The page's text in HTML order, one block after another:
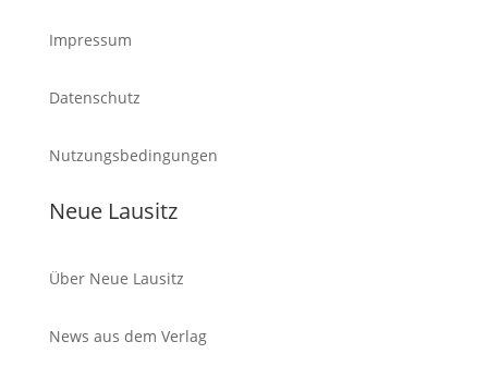
Impressum
Datenschutz
Nutzungsbedingungen
Neue Lausitz
Über Neue Lausitz
News aus dem Verlag